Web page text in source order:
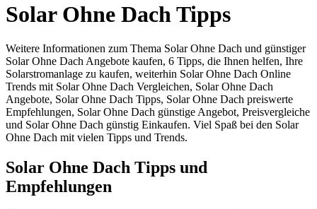
Solar Ohne Dach Tipps
Weitere Informationen zum Thema Solar Ohne Dach und günstiger
Solar Ohne Dach Angebote kaufen, 6 Tipps, die Ihnen helfen, Ihre
Solarstromanlage zu kaufen, weiterhin Solar Ohne Dach Online
Trends mit Solar Ohne Dach Vergleichen, Solar Ohne Dach
Angebote, Solar Ohne Dach Tipps, Solar Ohne Dach preiswerte
Empfehlungen, Solar Ohne Dach günstige Angebot, Preisvergleiche
und Solar Ohne Dach günstig Einkaufen. Viel Spaß bei den Solar
Ohne Dach mit vielen Tipps und Trends.
Solar Ohne Dach Tipps und
Empfehlungen